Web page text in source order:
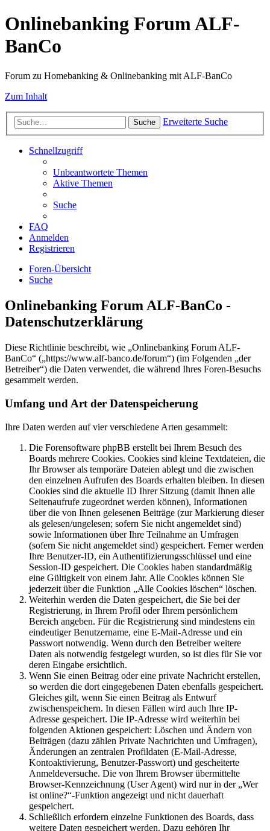
Onlinebanking Forum ALF-
BanCo
Forum zu Homebanking & Onlinebanking mit ALF-BanCo
Zum Inhalt
Suche Erweiterte Suche
Schnellzugriff
Unbeantwortete Themen
Aktive Themen
Suche
FAQ
Anmelden
Registrieren
Foren-Übersicht
Suche
Onlinebanking Forum ALF-BanCo -
Datenschutzerklärung
Diese Richtlinie beschreibt, wie „Onlinebanking Forum ALF-
BanCo“ („https://www.alf-banco.de/forum“) (im Folgenden „der
Betreiber“) die Daten verwendet, die während Ihres Foren-Besuchs
gesammelt werden.
Umfang und Art der Datenspeicherung
Ihre Daten werden auf vier verschiedene Arten gesammelt:
Die Forensoftware phpBB erstellt bei Ihrem Besuch des
Boards mehrere Cookies. Cookies sind kleine Textdateien, die
Ihr Browser als temporäre Dateien ablegt und die zwischen
den einzelnen Aufrufen des Boards erhalten bleiben. In diesen
Cookies sind die aktuelle ID Ihrer Sitzung (damit Ihnen alle
Seitenaufrufe zugeordnet werden können), Informationen
über die von Ihnen gelesenen Beiträge (zur Markierung dieser
als gelesen/ungelesen; sofern Sie nicht angemeldet sind)
sowie Informationen über Ihre Teilnahme an Umfragen
(sofern Sie nicht angemeldet sind) gespeichert. Ferner werden
Ihre Benutzer-ID, ein Authentifizierungsschlüssel und eine
Session-ID gespeichert. Die Cookies haben standardmäßig
eine Gültigkeit von einem Jahr. Alle Cookies können Sie
jederzeit über die Funktion „Alle Cookies löschen“ löschen.
Weiterhin werden die Daten gespeichert, die Sie bei der
Registrierung, in Ihrem Profil oder Ihrem persönlichem
Bereich angeben. Für die Registrierung sind mindestens ein
eindeutiger Benutzername, eine E-Mail-Adresse und ein
Passwort notwendig. Wenn durch den Betreiber weitere
Daten als notwendig festgelegt wurden, so ist dies für Sie vor
deren Eingabe ersichtlich.
Wenn Sie einen Beitrag oder eine private Nachricht erstellen,
so werden die dort eingegebenen Daten ebenfalls gespeichert.
Gleiches gilt, wenn Sie einen Beitrag als Entwurf
zwischenspeichern. In diesen Fällen wird auch Ihre IP-
Adresse gespeichert. Die IP-Adresse wird weiterhin bei
folgenden Aktionen gespeichert: Löschen und Ändern von
Beiträgen (dazu zählen Private Nachrichten und Umfragen),
Änderungen an zentralen Profildaten (E-Mail-Adresse,
Kontoaktivierung, Benutzer-Passwort) und gescheiterte
Anmeldeversuche. Die von Ihrem Browser übermittelte
Browser-Kennzeichnung (User Agent) wird nur in der „Wer
ist online?“-Funktion angezeigt und nicht dauerhaft
gespeichert.
Schließlich erfordern einzelne Funktionen des Boards, dass
weitere Daten gespeichert werden. Dazu gehören Ihr